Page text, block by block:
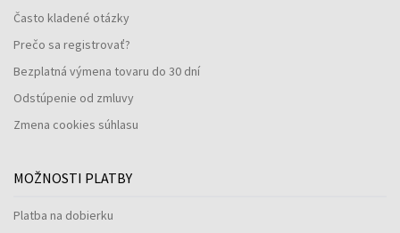
Často kladené otázky
Prečo sa registrovať?
Bezplatná výmena tovaru do 30 dní
Odstúpenie od zmluvy
Zmena cookies súhlasu
MOŽNOSTI PLATBY
Platba na dobierku